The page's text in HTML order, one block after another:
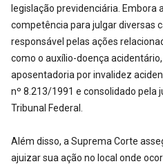
legislação previdenciária. Embora
competência para julgar diversas
responsável pelas ações
como o auxílio-doença
aposentadoria por invalidez
nº 8.213/1991 e consolidado pela
Tribunal Federal.
Além disso, a Suprema Corte
ajuizar sua ação no local onde